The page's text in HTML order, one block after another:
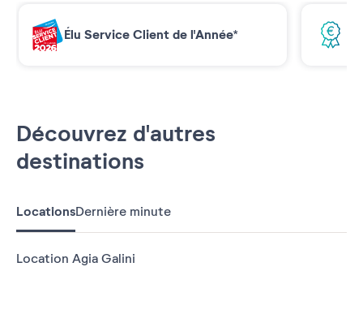
Élu Service Client de l'Année*
Découvrez d'autres
destinations
LocationsDernière minute
Location Agia Galini